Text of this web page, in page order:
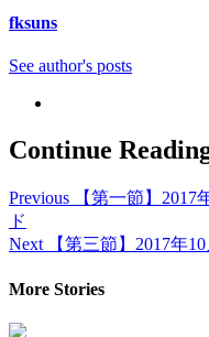
fksuns
See author's posts
Continue
Previous 【第一節】
ド
Next 【第三節】2017年
More Stories